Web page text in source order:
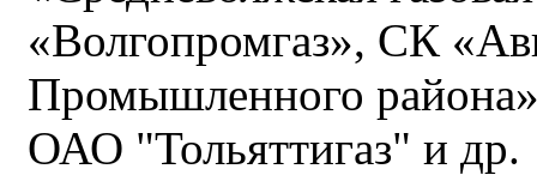
«Волгопромгаз», СК
Промышленного
ОАО "Тольяттигаз" и др.